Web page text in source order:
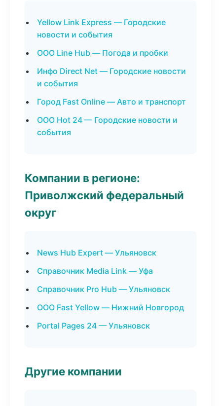
Yellow Link Express — Городские
новости и события
ООО Line Hub — Погода и пробки
Инфо Direct Net — Городские новости
и события
Город Fast Online — Авто и транспорт
ООО Hot 24 — Городские новости и
события
Компании в регионе:
Приволжский федеральный
округ
News Hub Expert — Ульяновск
Справочник Media Link — Уфа
Справочник Pro Hub — Ульяновск
ООО Fast Yellow — Нижний Новгород
Portal Pages 24 — Ульяновск
Другие компании